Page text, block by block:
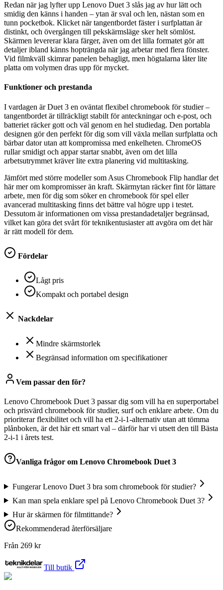
Redan när jag lyfter upp Lenovo Duet 3 slås jag av hur lätt och
smidig den känns i handen – ytan är sval och len, nästan som en
tunn pocketbok. Klicket när tangentbordet fäster i surfplattan är
distinkt, och övergången till pekskärmsläge sker helt sömlöst.
Skärmen levererar klara färger, även om det lilla formatet gör att
detaljer ibland känns hopträngda när jag arbetar med flera fönster.
Vid filmkväll skimrar panelen behagligt, men högtalarna låter lite
platta om volymen dras upp för mycket.
Funktioner och prestanda
I vardagen är Duet 3 en oväntat flexibel chromebook för studier –
tangentbordet är tillräckligt stabilt för anteckningar och e-post, och
batteriet räcker gott och väl genom en hel studiedag. Den portabla
designen gör den perfekt för dig som vill växla mellan surfplatta och
bärbar dator utan att kompromissa med enkelheten. ChromeOS
rullar smidigt och appar startar snabbt, även om det lilla
arbetsutrymmet kräver lite extra planering vid multitasking.
Jämfört med större modeller som Asus Chromebook Flip handlar det
här mer om kompromisser än kraft. Skärmytan räcker fint för lättare
arbete, men för dig som söker en chromebook för spel eller
avancerad multitasking finns det bättre val högre upp i testet.
Dessutom är informationen om vissa prestandadetaljer begränsad,
vilket kan göra det svårt för teknikentusiaster att avgöra om det här
är rätt modell för dem.
Fördelar
Lågt pris
Kompakt och portabel design
Nackdelar
Mindre skärmstorlek
Begränsad information om specifikationer
Vem passar den för?
Lenovo Chromebook Duet 3 passar dig som vill ha en superportabel
och prisvärd chromebook för studier, surf och enklare arbete. Om du
prioriterar flexibilitet och vill ha ett 2-i-1-alternativ utan att tömma
plånboken, är det här ett smart val – därför har vi utsett den till Bästa
2-i-1 i årets test.
Vanliga frågor om Lenovo Chromebook Duet 3
Fungerar Lenovo Duet 3 bra som chromebook för studier?
Kan man spela enklare spel på Lenovo Chromebook Duet 3?
Hur är skärmen för filmtittande?
Rekommenderad återförsäljare
Från 269 kr
Till butik